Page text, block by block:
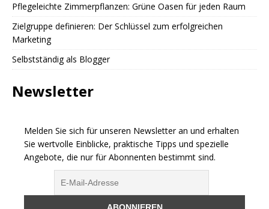
Pflegeleichte Zimmerpflanzen: Grüne Oasen für jeden Raum
Zielgruppe definieren: Der Schlüssel zum erfolgreichen
Marketing
Selbstständig als Blogger
Newsletter
Melden Sie sich für unseren Newsletter an und erhalten
Sie wertvolle Einblicke, praktische Tipps und spezielle
Angebote, die nur für Abonnenten bestimmt sind.